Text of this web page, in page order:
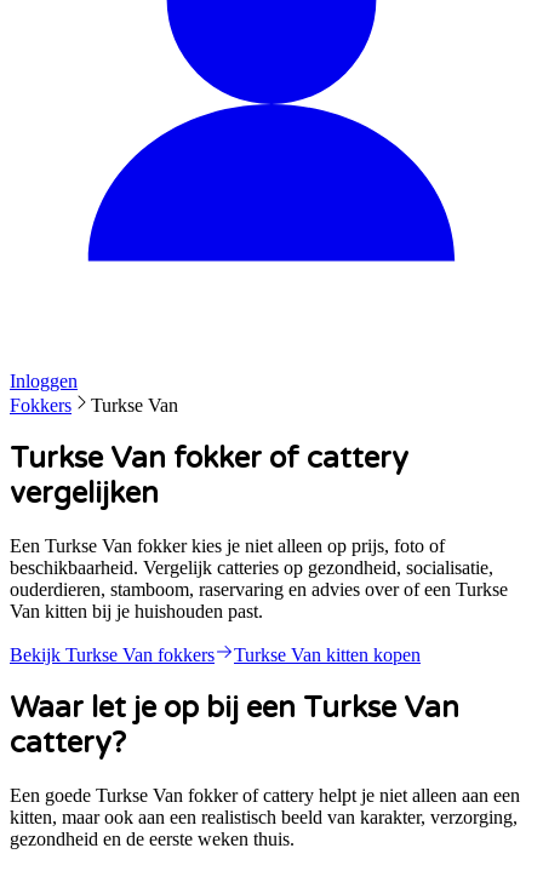
Inloggen
Fokkers
Turkse Van
Turkse Van fokker of cattery
vergelijken
Een Turkse Van fokker kies je niet alleen op prijs, foto of
beschikbaarheid. Vergelijk catteries op gezondheid, socialisatie,
ouderdieren, stamboom, raservaring en advies over of een Turkse
Van kitten bij je huishouden past.
Bekijk Turkse Van fokkers Turkse Van kitten kopen
Waar let je op bij een Turkse Van
cattery?
Een goede Turkse Van fokker of cattery helpt je niet alleen aan een
kitten, maar ook aan een realistisch beeld van karakter, verzorging,
gezondheid en de eerste weken thuis.